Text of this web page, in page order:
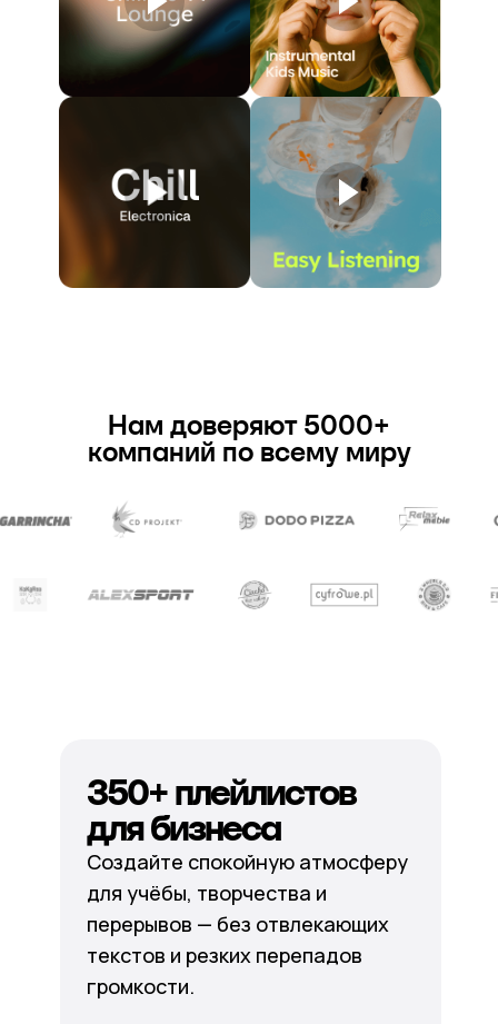
Нам доверяют 5000+
компаний по всему миру
350+ плейлистов
для бизнеса
Создайте спокойную атмосферу
для учёбы, творчества и
перерывов — без отвлекающих
текстов и резких перепадов
громкости.